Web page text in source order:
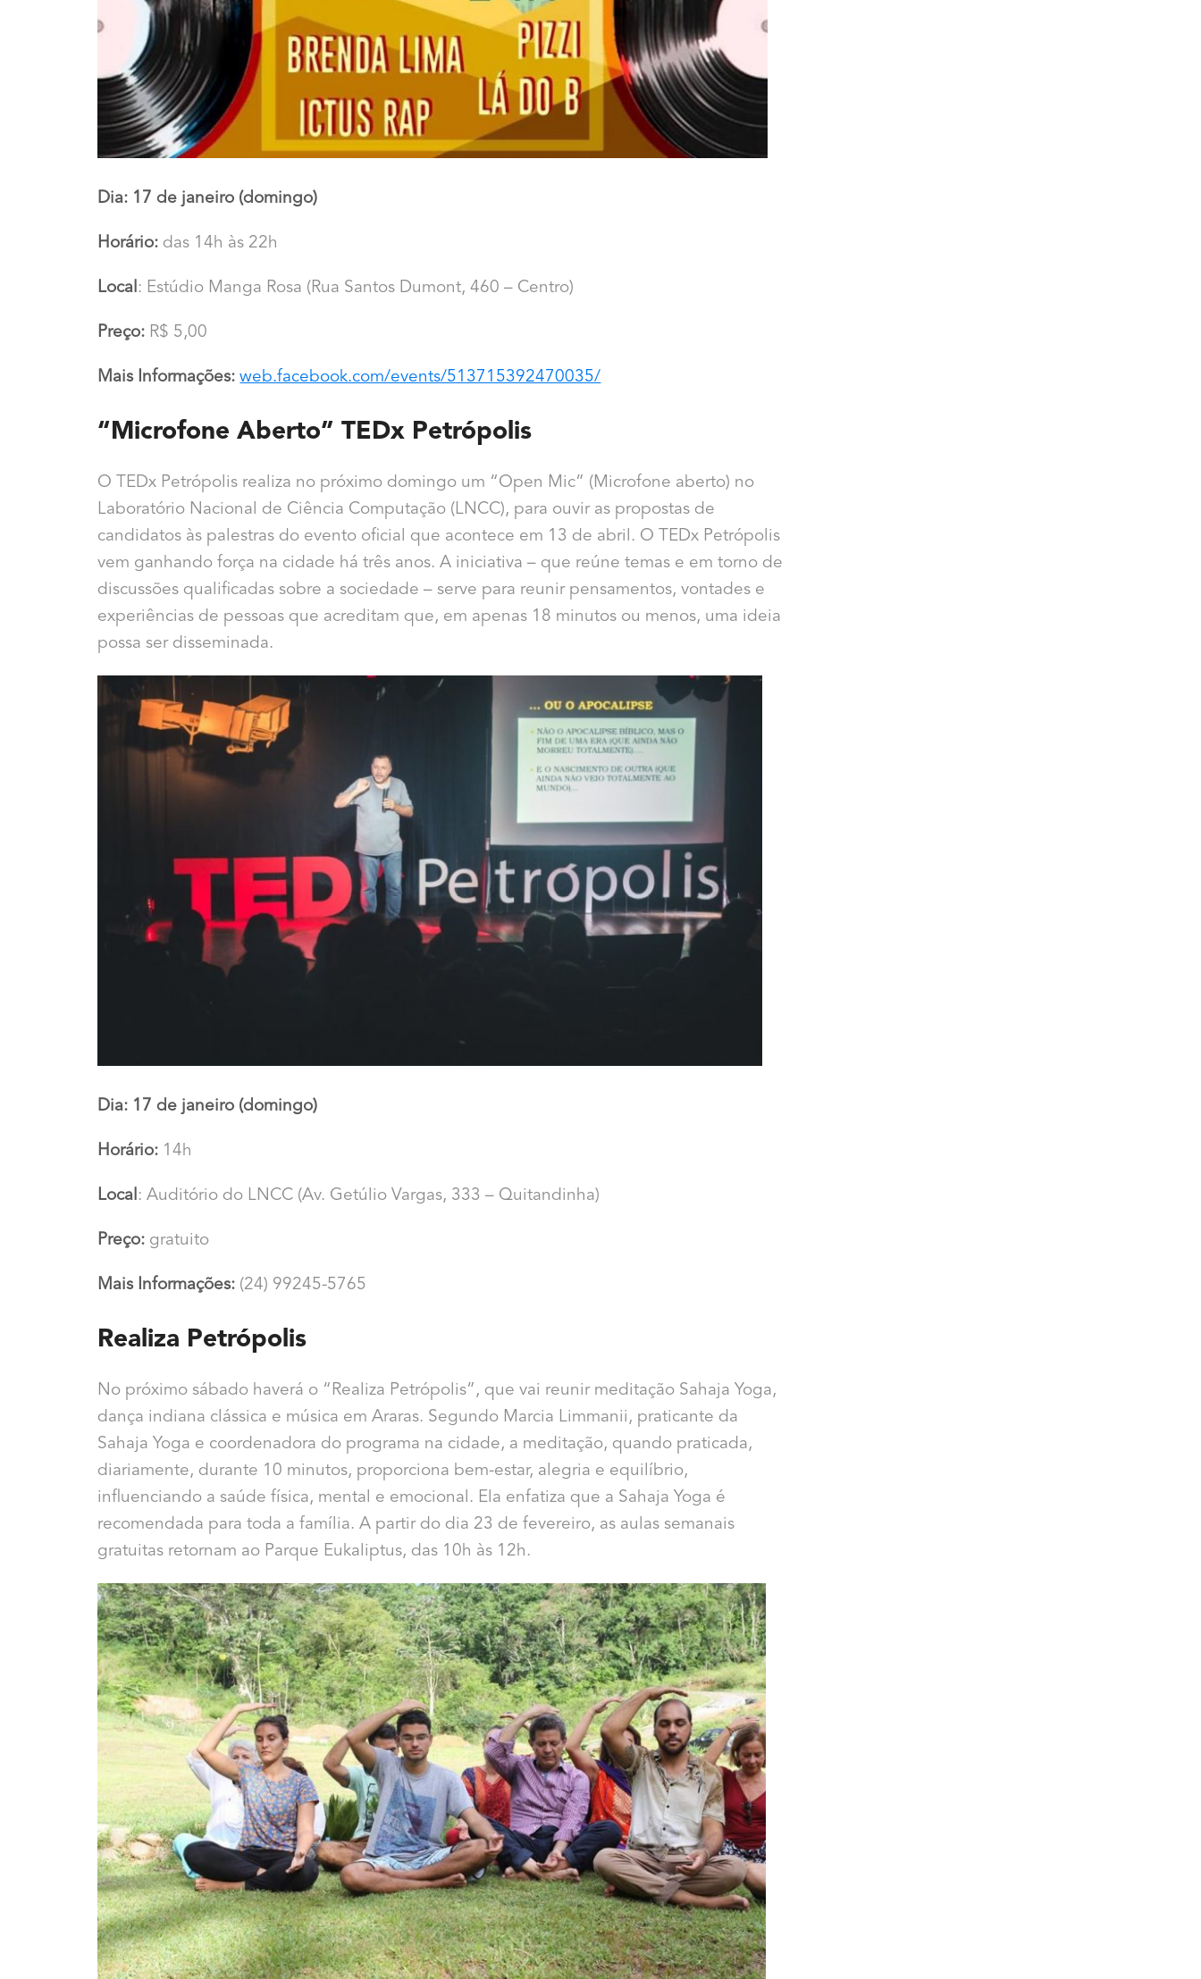
Dia: 17 de janeiro (domingo)
Horário: das 14h às 22h
Local : Estúdio Manga Rosa (Rua Santos Dumont, 460 – Centro)
Preço: R$ 5,00
Mais Informações:web.facebook.com/events/513715392470035/
“Microfone Aberto” TEDx Petrópolis
O TEDx Petrópolis realiza no próximo domingo um “Open Mic” (Microfone aberto) no
Laboratório Nacional de Ciência Computação (LNCC), para ouvir as propostas de
candidatos às palestras do evento oficial que acontece em 13 de abril. O TEDx Petrópolis
vem ganhando força na cidade há três anos. A iniciativa – que reúne temas e em torno de
discussões qualificadas sobre a sociedade – serve para reunir pensamentos, vontades e
experiências de pessoas que acreditam que, em apenas 18 minutos ou menos, uma ideia
possa ser disseminada.
Dia: 17 de janeiro (domingo)
Horário: 14h
Local: Auditório do LNCC (Av. Getúlio Vargas, 333 – Quitandinha)
Preço: gratuito
Mais Informações: (24) 99245-5765
Realiza Petrópolis
No próximo sábado haverá o “Realiza Petrópolis”, que vai reunir meditação Sahaja Yoga,
dança indiana clássica e música em Araras. Segundo Marcia Limmanii, praticante da
Sahaja Yoga e coordenadora do programa na cidade, a meditação, quando praticada,
diariamente, durante 10 minutos, proporciona bem-estar, alegria e equilíbrio,
influenciando a saúde física, mental e emocional. Ela enfatiza que a Sahaja Yoga é
recomendada para toda a família. A partir do dia 23 de fevereiro, as aulas semanais
gratuitas retornam ao Parque Eukaliptus, das 10h às 12h.